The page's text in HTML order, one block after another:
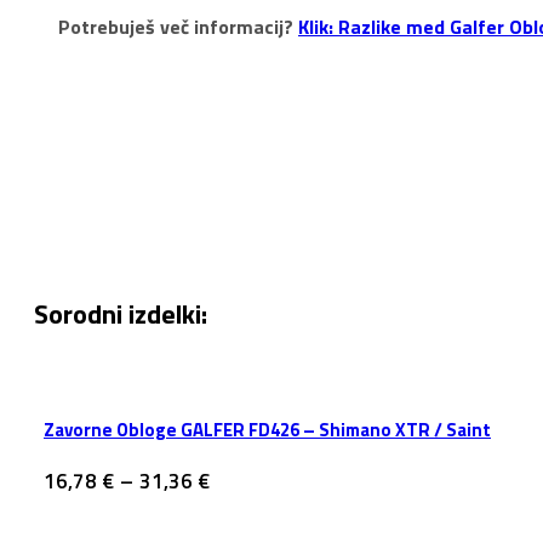
Potrebuješ več informacij? Klik: Razlike med Galfer
Sorodni izdelki:
Zavorne Obloge GALFER FD426 – Shimano XTR / Saint
16,78 € – 31,36 €Cenovni